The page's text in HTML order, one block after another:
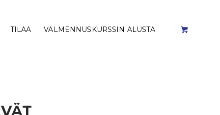
TILAA VALMENNUSKURSSIN ALUSTA